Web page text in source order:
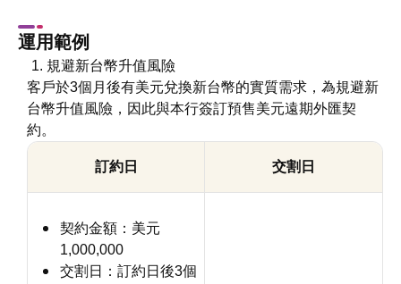
運用範例
規避新台幣升值風險
客戶於3個月後有美元兌換新台幣的實質需求，為規避新
台幣升值風險，因此與本行簽訂預售美元遠期外匯契
約。
訂約日 交割日
契約金額：美元
1,000,000
交割日：訂約日後3個